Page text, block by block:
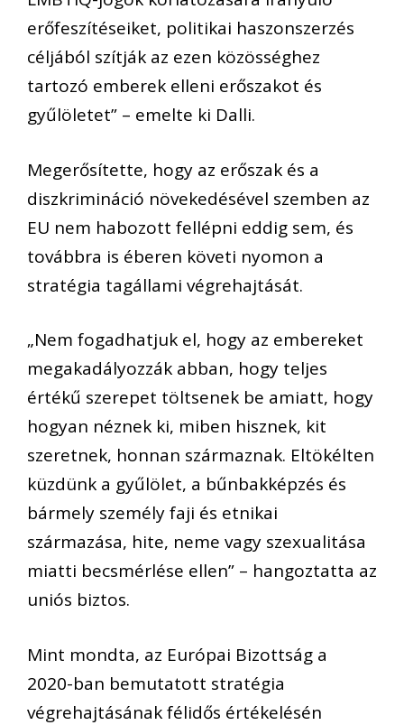
erőfeszítéseiket, politikai haszonszerzés
céljából szítják az ezen közösséghez
tartozó emberek elleni erőszakot és
gyűlöletet” – emelte ki Dalli.
Megerősítette, hogy az erőszak és a
diszkrimináció növekedésével szemben az
EU nem habozott fellépni eddig sem, és
továbbra is éberen követi nyomon a
stratégia tagállami végrehajtását.
„Nem fogadhatjuk el, hogy az embereket
megakadályozzák abban, hogy teljes
értékű szerepet töltsenek be amiatt, hogy
hogyan néznek ki, miben hisznek, kit
szeretnek, honnan származnak. Eltökélten
küzdünk a gyűlölet, a bűnbakképzés és
bármely személy faji és etnikai
származása, hite, neme vagy szexualitása
miatti becsmérlése ellen” – hangoztatta az
uniós biztos.
Mint mondta, az Európai Bizottság a
2020-ban bemutatott stratégia
végrehajtásának félidős értékelésén